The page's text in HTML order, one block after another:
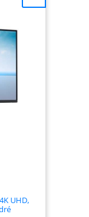
Black
les
les
UHD,